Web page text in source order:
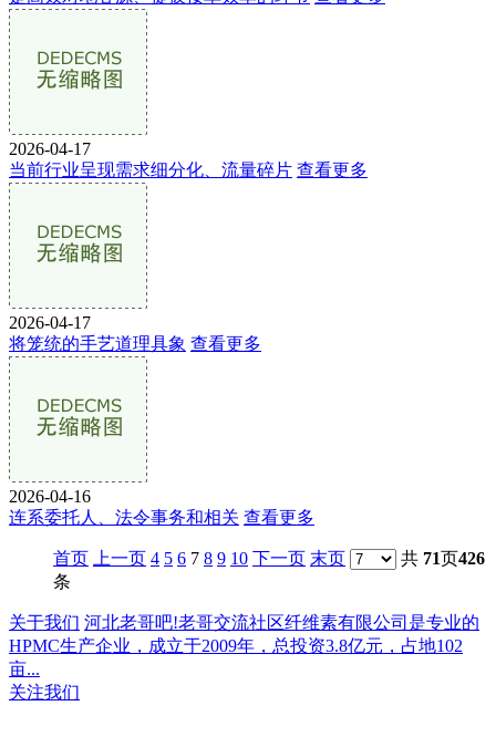
2026-04-17
当前行业呈现需求细分化、流量碎片 查看更多
2026-04-17
将笼统的手艺道理具象 查看更多
2026-04-16
连系委托人、法令事务和相关 查看更多
首页 上一页 4 5 6 7 8 9 10 下一页 末页 共 71页426
条
关于我们 河北老哥吧!老哥交流社区纤维素有限公司是专业的
HPMC生产企业，成立于2009年，总投资3.8亿元，占地102
亩...
关注我们